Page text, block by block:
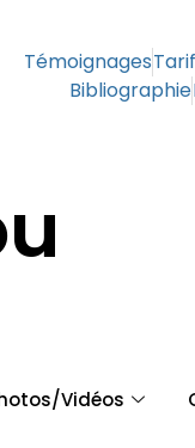
Témoignages
Bibliographie
Vidéos